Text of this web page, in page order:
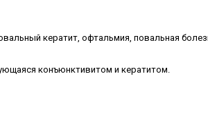
кератит, офтальмия, повальная
конъюнктивитом и кератитом.